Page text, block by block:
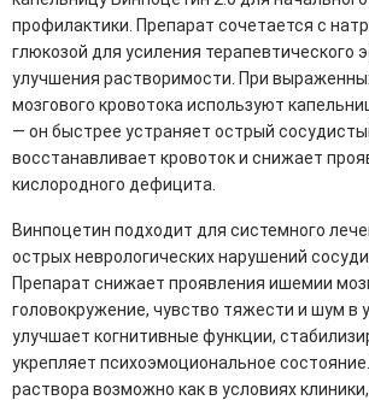
профилактики. Препарат сочетается с
глюкозой для усиления терапевтического
улучшения растворимости. При
мозгового кровотока используют
— он быстрее устраняет острый
восстанавливает кровоток и снижает
кислородного дефицита.
Винпоцетин подходит для системного
острых неврологических нарушений
Препарат снижает проявления ишемии
головокружение, чувство тяжести и шум в
улучшает когнитивные функции,
укрепляет психоэмоциональное
раствора возможно как в условиях